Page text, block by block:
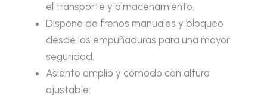
el transporte y almacenamiento.
Dispone de frenos manuales y bloqueo
desde las empuñaduras para una mayor
seguridad.
Asiento amplio y cómodo con altura
ajustable.